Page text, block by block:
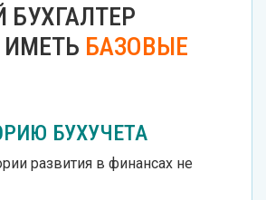
БУХГАЛТЕР
БАЗОВЫЕ
БУХУЧЕТА
развития в финансах не